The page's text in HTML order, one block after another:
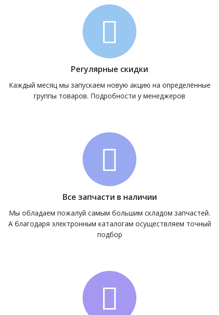
Регулярные скидки
Каждый месяц мы запускаем новую акцию на определённые
группы товаров. Подробности у менеджеров
Все запчасти в наличии
Мы обладаем пожалуй самым большим складом запчастей.
А благодаря электронным каталогам осуществляем точный
подбор